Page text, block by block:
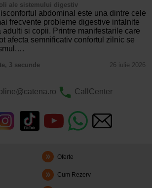
ale sistemului digestiv
abdominal este una dintre cele
frecvente probleme digestive intalnite
adulti si copii. Printre manifestarile care
afecta semnificativ confortul zilnic se
3 secunde 26 iulie 2026
CallCenter
Oferte
Cum Rezerv